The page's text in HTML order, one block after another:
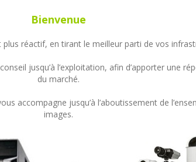
Bienvenue
réactif, en tirant le meilleur parti de vos
jusqu’à l’exploitation, afin d’apporter une
du marché.
accompagne jusqu’à l’aboutissement de
images.